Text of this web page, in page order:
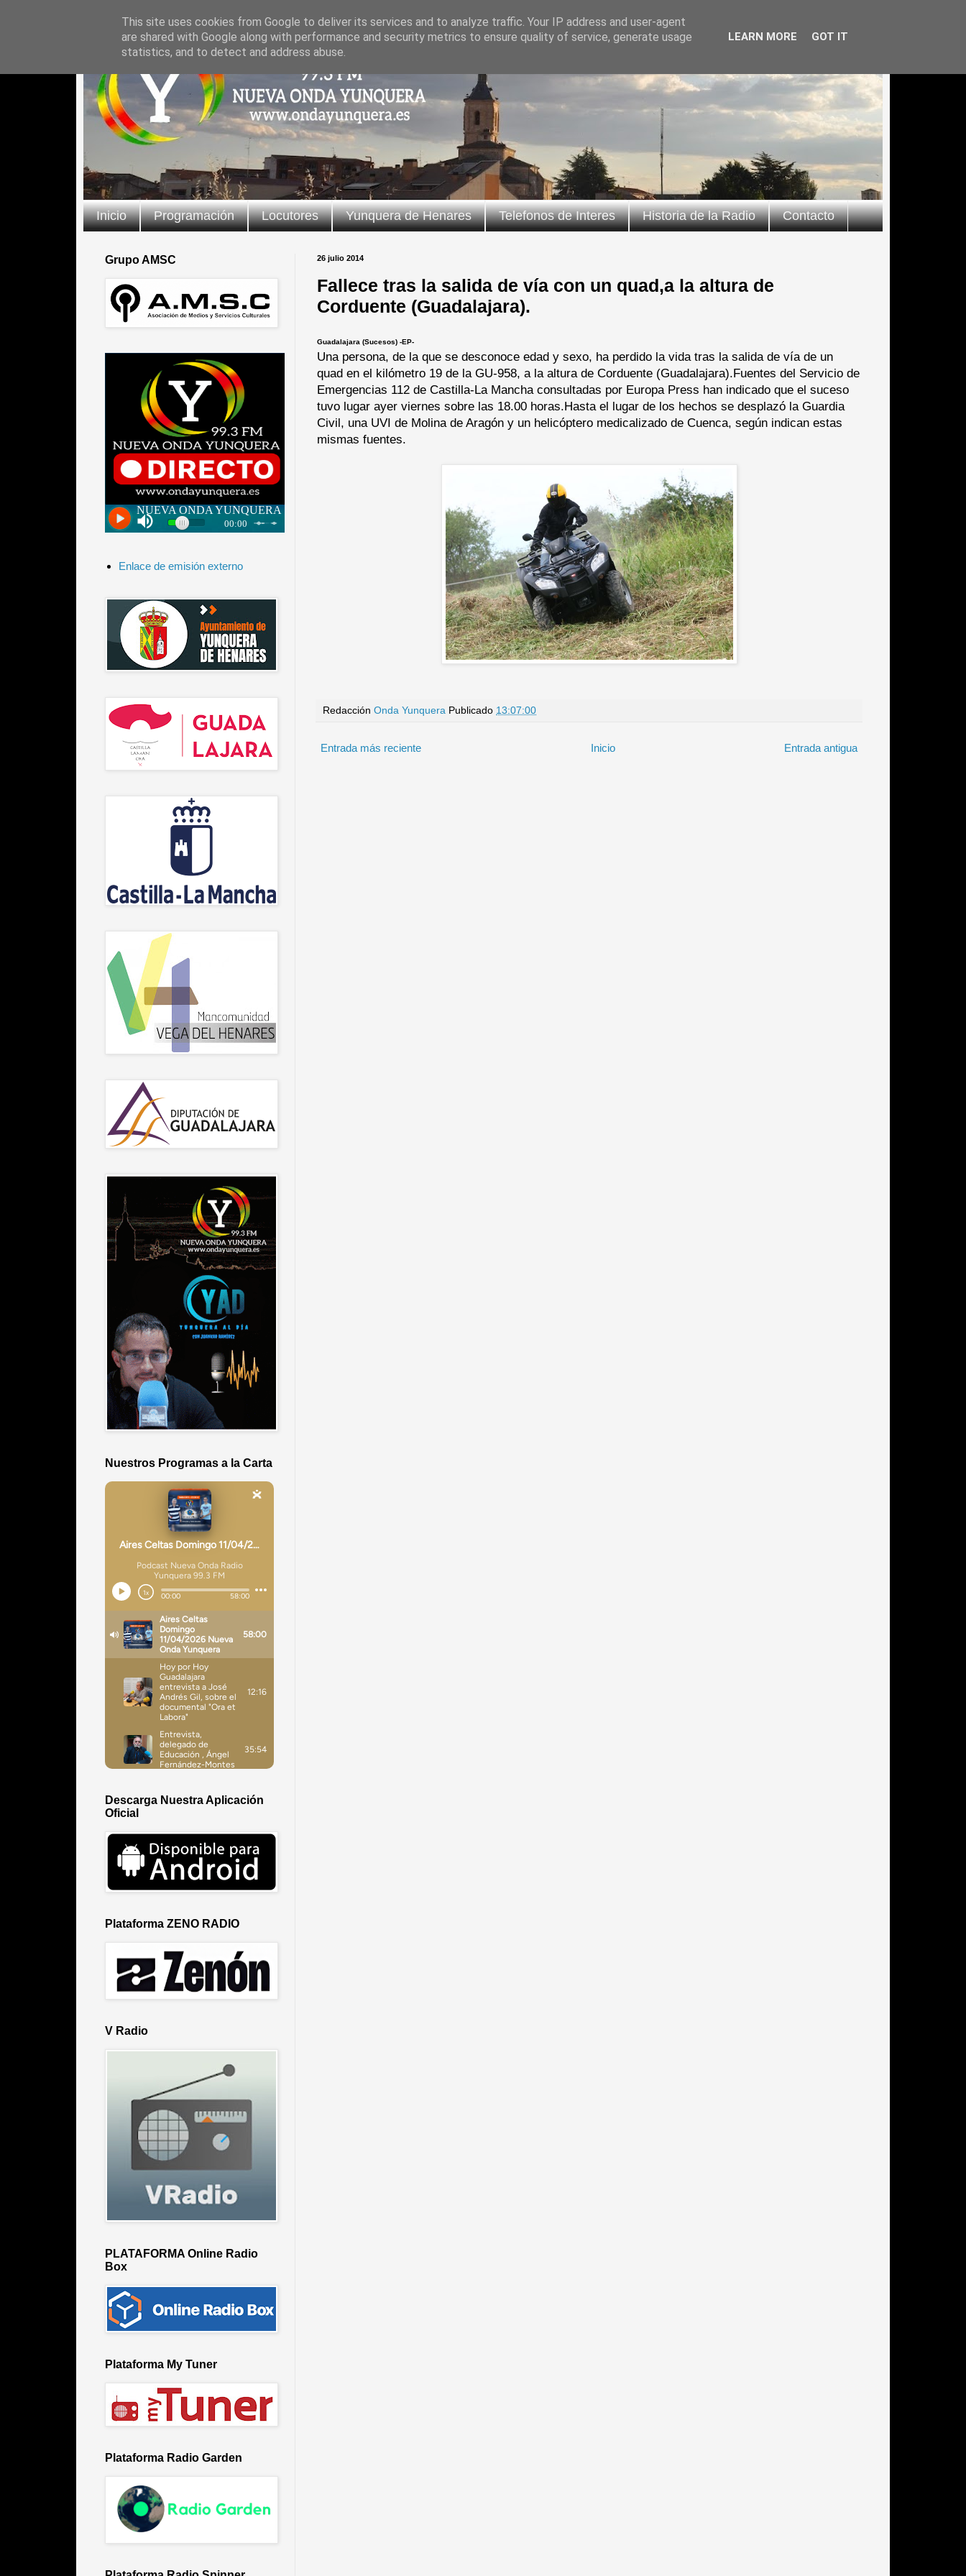
Inicio Programación Locutores Yunquera de Henares Telefonos de Interes Historia de la Radio Contacto
26 julio 2014
Fallece tras la salida de vía con un quad,a la altura de
Corduente (Guadalajara).
Guadalajara (Sucesos) -EP-
Una persona, de la que se desconoce edad y sexo, ha perdido la vida tras la salida de vía de un
quad en el kilómetro 19 de la GU-958, a la altura de Corduente (Guadalajara).Fuentes del Servicio de
Emergencias 112 de Castilla-La Mancha consultadas por Europa Press han indicado que el suceso
tuvo lugar ayer viernes sobre las 18.00 horas.Hasta el lugar de los hechos se desplazó la Guardia
Civil, una UVI de Molina de Aragón y un helicóptero medicalizado de Cuenca, según indican estas
mismas fuentes.
Redacción Onda Yunquera Publicado 13:07:00
Entrada más reciente Entrada antigua
Inicio
Grupo AMSC
Enlace de emisión externo
Nuestros Programas a la Carta
Descarga Nuestra Aplicación
Oficial
Plataforma ZENO RADIO
V Radio
PLATAFORMA Online Radio
Box
Plataforma My Tuner
Plataforma Radio Garden
This site uses cookies from Google to deliver its services and to analyze traffic. Your IP address and user-agent
are shared with Google along with performance and security metrics to ensure quality of service, generate usage
statistics, and to detect and address abuse.
LEARN MORE GOT IT